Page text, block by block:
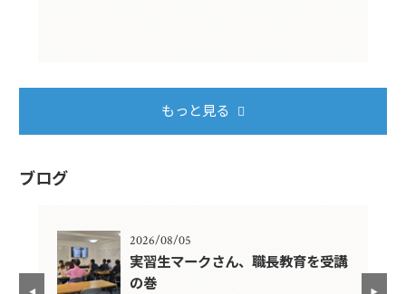
もっと見る
ブログ
2026/08/05
実習生マークさん、職長教育を受講
の巻